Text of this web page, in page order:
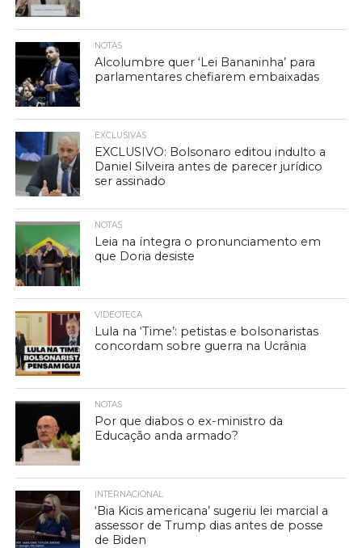
NOTAS
Alcolumbre quer ‘Lei Bananinha’ para
parlamentares chefiarem embaixadas
EXCLUSIVAS
EXCLUSIVO: Bolsonaro editou indulto a
Daniel Silveira antes de parecer jurídico
ser assinado
NOTAS
Leia na íntegra o pronunciamento em
que Doria desiste
VIDEOTECA
Lula na ‘Time’: petistas e bolsonaristas
concordam sobre guerra na Ucrânia
NOTAS
Por que diabos o ex-ministro da
Educação anda armado?
INTERNACIONAL
‘Bia Kicis americana’ sugeriu lei marcial a
assessor de Trump dias antes de posse
de Biden